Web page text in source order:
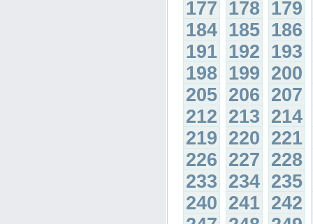
177 178 179
184 185 186
191 192 193
198 199 200
205 206 207
212 213 214
219 220 221
226 227 228
233 234 235
240 241 242